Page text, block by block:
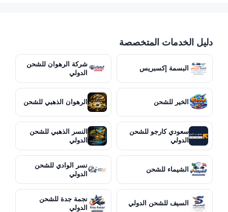
دليل الخدمات المتخصصة
البسمة إكسبريس
شركة الرهوان للشحن
الدولي
الخير للشحن الرهوان الذهبي للشحن
سعودي كارجو للشحن
الدولي
النسر الذهبي للشحن
الدولي
الشيماء للشحن
نسر الوادي للشحن
الدولي
السيف للشحن الدولي
نجمة جدة للشحن
الدولي